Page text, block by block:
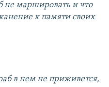
не маршировать и что
к памяти своих
в нем не приживется,